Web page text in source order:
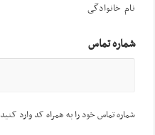
نام خانوادگی
شماره تماس
شماره تماس خود را به همراه کد وارد کنید